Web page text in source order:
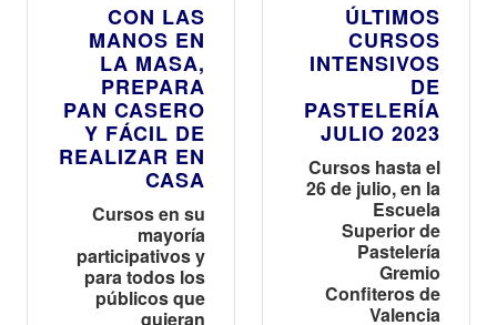
CON LAS
MANOS EN
LA MASA,
PREPARA
PAN CASERO
Y FÁCIL DE
REALIZAR EN
CASA
Cursos en su
mayoría
participativos y
para todos los
públicos que
quieran
ÚLTIMOS
CURSOS
INTENSIVOS
DE
PASTELERÍA
JULIO 2023
Cursos hasta el
26 de julio, en la
Escuela
Superior de
Pastelería
Gremio
Confiteros de
Valencia